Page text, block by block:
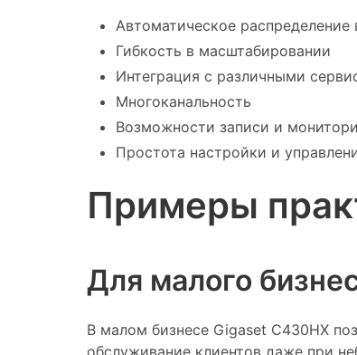
Автоматическое распределение
Гибкость в масштабировании
Интеграция с различными
Многоканальность
Возможности записи и
Простота настройки и
Примеры
Для малого
В малом бизнесе Gigaset C430HX
обслуживание клиентов даже при